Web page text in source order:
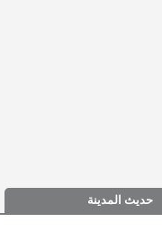
حديث المدينة